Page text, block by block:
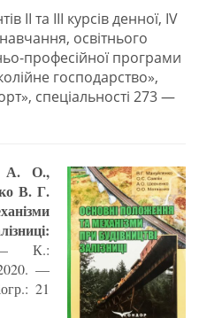
II та III курсів денної, IV
освітнього
професійної програми
господарство»,
спеціальності 273 —
А. О.,
В. Г.
— К.:
—
21